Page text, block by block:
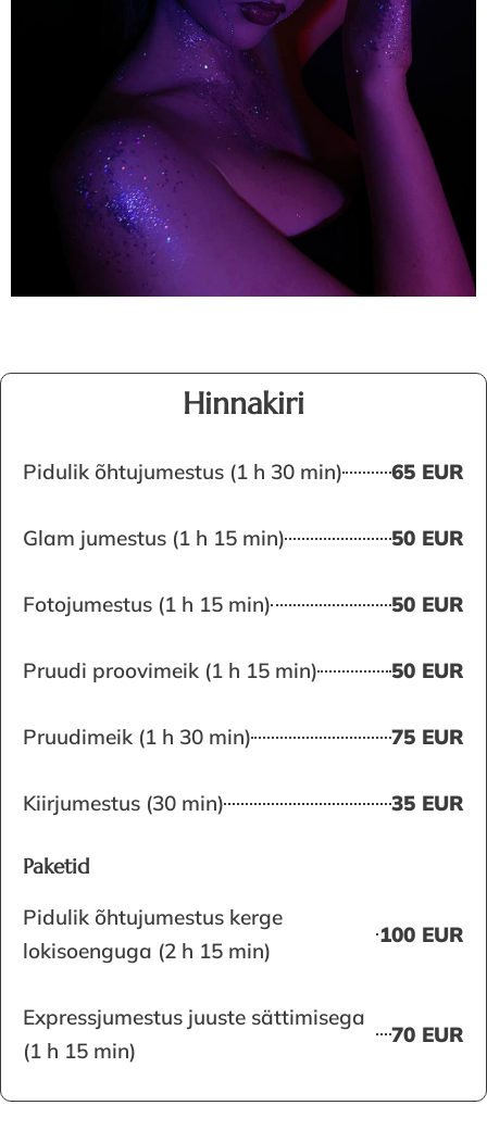
Hinnakiri
Pidulik õhtujumestus (1 h 30 min) 65 EUR
Glam jumestus (1 h 15 min) 50 EUR
Fotojumestus (1 h 15 min) 50 EUR
Pruudi proovimeik (1 h 15 min) 50 EUR
Pruudimeik (1 h 30 min) 75 EUR
Kiirjumestus (30 min) 35 EUR
Paketid
Pidulik õhtujumestus kerge
lokisoenguga (2 h 15 min)
100 EUR
Expressjumestus juuste sättimisega
(1 h 15 min)
70 EUR